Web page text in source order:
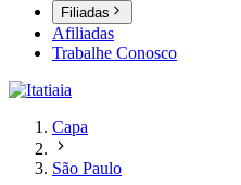
Filiadas
Afiliadas
Trabalhe Conosco
Capa
São Paulo